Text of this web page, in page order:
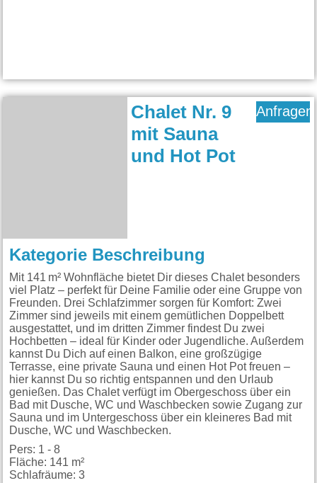
Chalet Nr. 9
mit Sauna
und Hot Pot
Anfragen
Kategorie Beschreibung
Mit 141 m² Wohnfläche bietet Dir dieses Chalet besonders
viel Platz – perfekt für Deine Familie oder eine Gruppe von
Freunden. Drei Schlafzimmer sorgen für Komfort: Zwei
Zimmer sind jeweils mit einem gemütlichen Doppelbett
ausgestattet, und im dritten Zimmer findest Du zwei
Hochbetten – ideal für Kinder oder Jugendliche. Außerdem
kannst Du Dich auf einen Balkon, eine großzügige
Terrasse, eine private Sauna und einen Hot Pot freuen –
hier kannst Du so richtig entspannen und den Urlaub
genießen. Das Chalet verfügt im Obergeschoss über ein
Bad mit Dusche, WC und Waschbecken sowie Zugang zur
Sauna und im Untergeschoss über ein kleineres Bad mit
Dusche, WC und Waschbecken.
Pers: 1 - 8
Fläche: 141 m²
Schlafräume: 3